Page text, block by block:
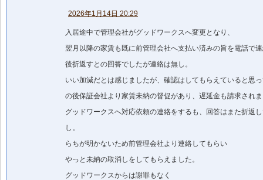
2026年1月14日 20:29
入居途中で管理会社がグッドワークスへ変更となり、
翌月以降の家賃も既に前管理会社へ支払い済みの旨を電話で
後折返すとの回答でしたが連絡は無し。
いい加減だとは感じましたが、確認はしてもらえていると思
の後保証会社より家賃未納の督促があり、遅延金も請求され
グッドワークスへ対応依頼の連絡をするも、回答はまた折返
し。
らちが明かないため前管理会社より連絡してもらい
やっと未納の取消しをしてもらえました。
グッドワークスからは謝罪もなく